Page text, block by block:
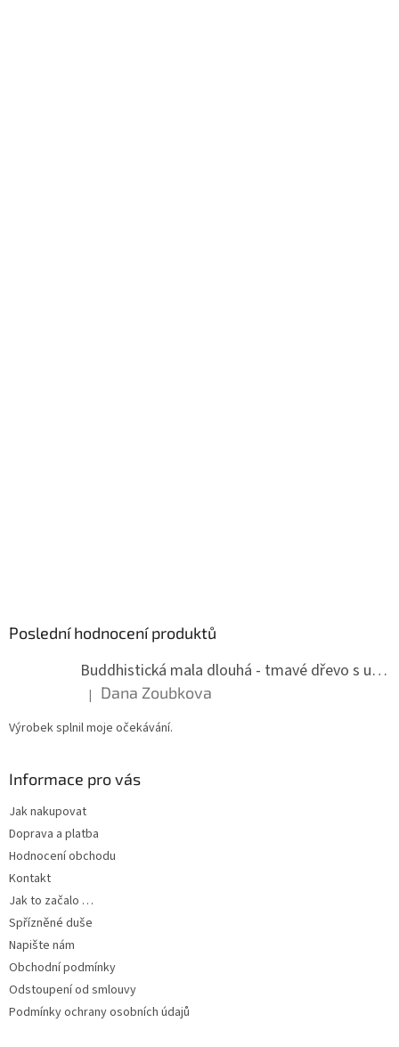
Poslední hodnocení produktů
Buddhistická mala dlouhá - tmavé dřevo s uzlíky 8 mm
Hodnocení produktu je 5 z 5 hvězdiček.
| Dana Zoubkova
Výrobek splnil moje očekávání.
Informace pro vás
Jak nakupovat
Doprava a platba
Hodnocení obchodu
Kontakt
Jak to začalo …
Spřízněné duše
Napište nám
Obchodní podmínky
Odstoupení od smlouvy
Podmínky ochrany osobních údajů